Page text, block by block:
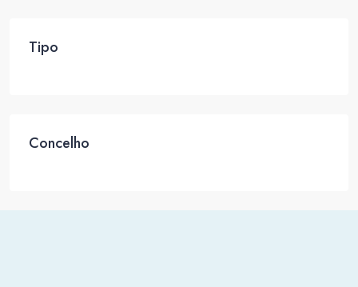
Tipo
Concelho